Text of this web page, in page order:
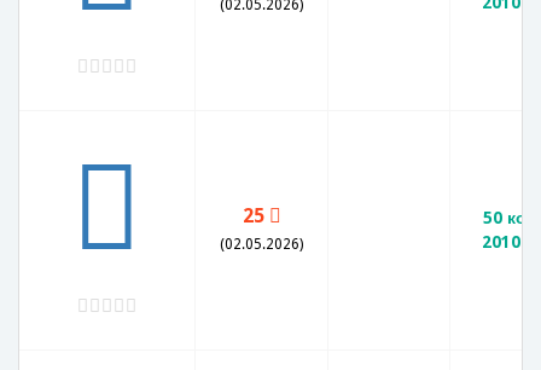
(02.05.2026)
25
(02.05.2026)
50
2010 М